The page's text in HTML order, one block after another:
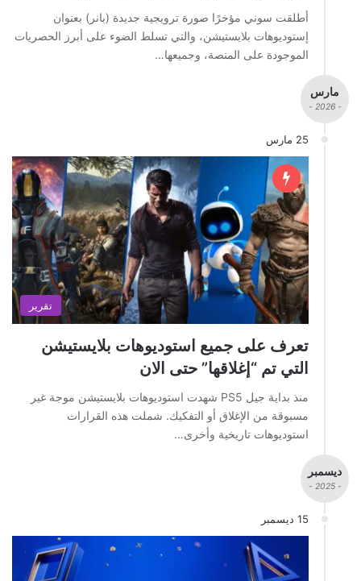
أطلقت سوني مؤخرًا صورة ترويجية جديدة (بانر) بعنوان
إستوديوهات بلايستيشن، والتي تسلط الضوء على أبرز الحصريات
الموجودة على المنصة، وجميعها…
مارس
- 2026 -
25 مارس
تقرير
تعرف على جميع استوديوهات بلايستيشن
التي تم “إغلاقها” حتى الان
منذ بداية جيل PS5 شهدت استوديوهات بلايستيشن موجة غير
مسبوقة من الإغلاق أو التفكيك. شملت هذه القرارات
استوديوهات تاريخية وأخرى…
ديسمبر
- 2025 -
15 ديسمبر